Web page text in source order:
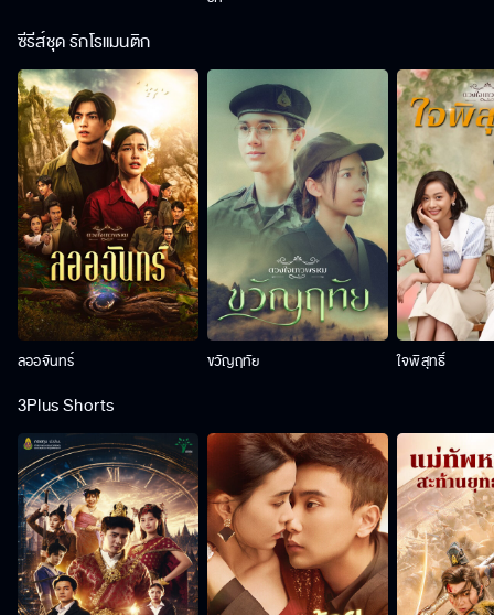
ซีรีส์ชุด รักโรแมนติก
ลออจันทร์ ขวัญฤทัย ใจพิสุทธิ์
3Plus Shorts